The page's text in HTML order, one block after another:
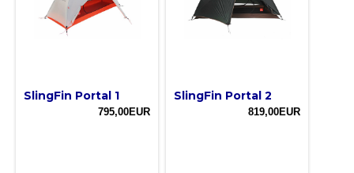
SlingFin Portal 1
795,00EUR
SlingFin Portal 2
819,00EUR